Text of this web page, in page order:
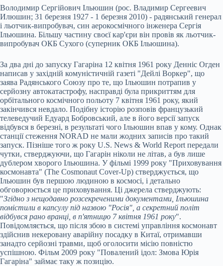
Володимир Сергійович Ільюшин (рос. Владимир Сергеевич
Илюшин; 31 березня 1927 - 1 березня 2010) - радянський генерал
і льотчик-випробувач, син аерокосмічного інженера Сергія
Ільюшина. Більшу частину своєї кар'єри він провів як льотчик-
випробувач ОКБ Сухого (суперник ОКБ Ільюшина).
За два дні до запуску Гагаріна 12 квітня 1961 року Денніс Огден
написав у західній комуністичній газеті "Дейлі Воркер", що
заява Радянського Союзу про те, що Ільюшин потрапив у
серйозну автокатастрофу, насправді була прикриттям для
орбітального космічного польоту 7 квітня 1961 року, який
закінчився невдало. Подібну історію розповів французький
телеведучий Едуард Бобровський, але в його версії запуск
відбувся в березні, в результаті чого Ільюшин впав у кому. Однак
станції стеження NORAD не мали жодних записів про такий
запуск. Пізніше того ж року U.S. News & World Report передали
чутки, стверджуючи, що Гагарін ніколи не літав, а був лише
дублером хворого Ільюшина. У фільмі 1999 року "Приховування
космонавта" (The Cosmonaut Cover-Up) стверджується, що
Ільюшин був першою людиною в космосі, і детально
обговорюється це приховування. Ці джерела стверджують:
"Згідно з нещодавно розсекреченими документами, Ільюшина
помістили в капсулу під назвою "Росія", а секретний політ
відбувся рано вранці, в п'ятницю 7 квітня 1961 року".
Повідомляється, що після збою в системі управління космонавт
здійснив некеровану аварійну посадку в Китаї, отримавши
занадто серйозні травми, щоб оголосити місію повністю
успішною. Фільм 2009 року "Повалений ідол: Змова Юрія
Гагаріна" займає таку ж позицію.